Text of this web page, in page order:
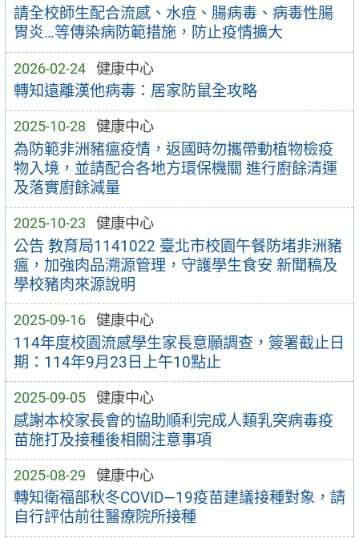
請全校師生配合流感、水痘、腸病毒、病毒性腸
胃炎…等傳染病防範措施，防止疫情擴大
2026-02-24 健康中心
轉知遠離漢他病毒：居家防鼠全攻略
2025-10-28 健康中心
為防範非洲豬瘟疫情，返國時勿攜帶動植物檢疫
物入境，並請配合各地方環保機關 進行廚餘清運
及落實廚餘減量
2025-10-23 健康中心
公告 教育局1141022 臺北市校園午餐防堵非洲豬
瘟，加強肉品溯源管理，守護學生食安 新聞稿及
學校豬肉來源說明
2025-09-16 健康中心
114年度校園流感學生家長意願調查，簽署截止日
期：114年9月23日上午10點止
2025-09-05 健康中心
感謝本校家長會的協助順利完成人類乳突病毒疫
苗施打及接種後相關注意事項
2025-08-29 健康中心
轉知衛福部秋冬COVID—19疫苗建議接種對象，請
自行評估前往醫療院所接種